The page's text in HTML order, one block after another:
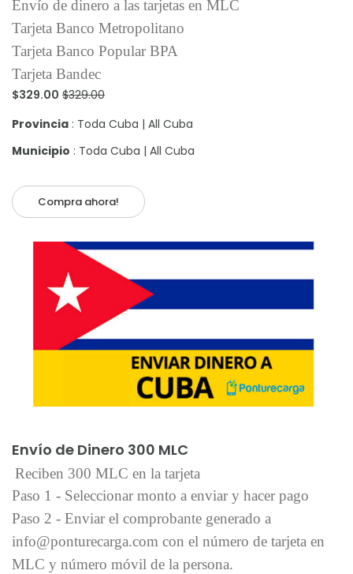
Envío de dinero a las tarjetas en MLC
Tarjeta Banco Metropolitano
Tarjeta Banco Popular BPA
Tarjeta Bandec
$329.00 $329.00
Provincia : Toda Cuba | All Cuba
Municipio : Toda Cuba | All Cuba
Compra ahora!
Envío de Dinero 300 MLC
Reciben 300 MLC en la tarjeta
Paso 1 - Seleccionar monto a enviar y hacer pago
Paso 2 - Enviar el comprobante generado a
info@ponturecarga.com con el número de tarjeta en
MLC y número móvil de la persona.